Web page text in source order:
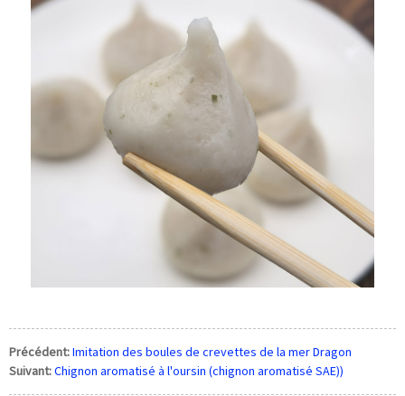
Précédent:Imitation des boules de crevettes de la mer Dragon
Suivant:Chignon aromatisé à l'oursin (chignon aromatisé SAE))